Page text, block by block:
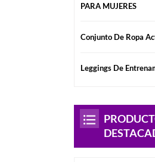
PARA MUJERES
Conjunto De Ropa
Leggings De